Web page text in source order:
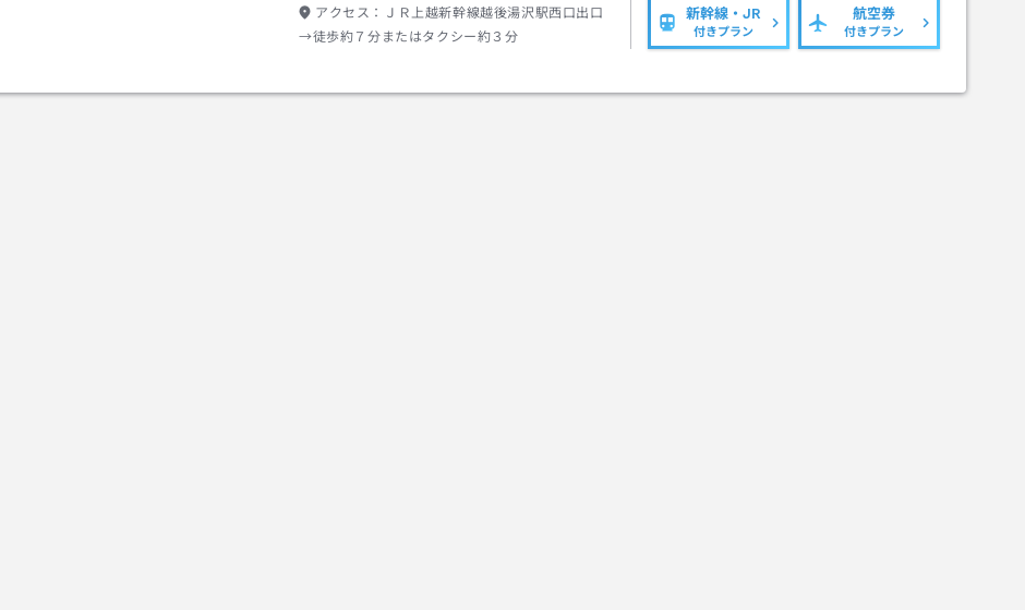
アクセス：
ＪＲ上越新幹線越後湯沢駅西口出口
→徒歩約７分またはタクシー約３分
新幹線・JR
付きプラン
航空券
付きプラン